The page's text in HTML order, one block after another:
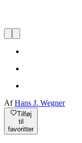
AfHans J. Wegner
Tilføj
til
favoritter